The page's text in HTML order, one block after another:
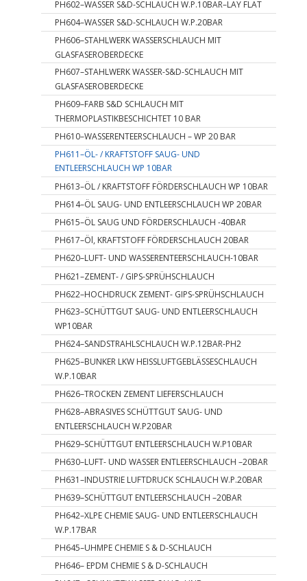
PH602–WASSER S&D-SCHLAUCH W.P.10BAR–LAY FLAT
PH604–WASSER S&D-SCHLAUCH W.P.20BAR
PH606–STAHLWERK WASSERSCHLAUCH MIT
GLASFASEROBERDECKE
PH607–STAHLWERK WASSER-S&D-SCHLAUCH MIT
GLASFASEROBERDECKE
PH609–FARB S&D SCHLAUCH MIT
THERMOPLASTIKBESCHICHTET 10 BAR
PH610–WASSERENTEERSCHLAUCH – WP 20 BAR
PH611–ÖL- / KRAFTSTOFF SAUG- UND
ENTLEERSCHLAUCH WP 10BAR
PH613–ÖL / KRAFTSTOFF FÖRDERSCHLAUCH WP 10BAR
PH614–ÖL SAUG- UND ENTLEERSCHLAUCH WP 20BAR
PH615–ÖL SAUG UND FÖRDERSCHLAUCH -40BAR
PH617–Öl, KRAFTSTOFF FÖRDERSCHLAUCH 20BAR
PH620–LUFT- UND WASSERENTEERSCHLAUCH-10BAR
PH621–ZEMENT- / GIPS-SPRÜHSCHLAUCH
PH622–HOCHDRUCK ZEMENT- GIPS-SPRÜHSCHLAUCH
PH623–SCHÜTTGUT SAUG- UND ENTLEERSCHLAUCH
WP10BAR
PH624–SANDSTRAHLSCHLAUCH W.P.12BAR-PH2
PH625–BUNKER LKW HEISSLUFTGEBLÄSSESCHLAUCH
W.P.10BAR
PH626–TROCKEN ZEMENT LIEFERSCHLAUCH
PH628–ABRASIVES SCHÜTTGUT SAUG- UND
ENTLEERSCHLAUCH W.P20BAR
PH629–SCHÜTTGUT ENTLEERSCHLAUCH W.P10BAR
PH630–LUFT- UND WASSER ENTLEERSCHLAUCH –20BAR
PH631–INDUSTRIE LUFTDRUCK SCHLAUCH W.P.20BAR
PH639–SCHÜTTGUT ENTLEERSCHLAUCH –20BAR
PH642–XLPE CHEMIE SAUG- UND ENTLEERSCHLAUCH
W.P.17BAR
PH645–UHMPE CHEMIE S & D-SCHLAUCH
PH646– EPDM CHEMIE S & D-SCHLAUCH